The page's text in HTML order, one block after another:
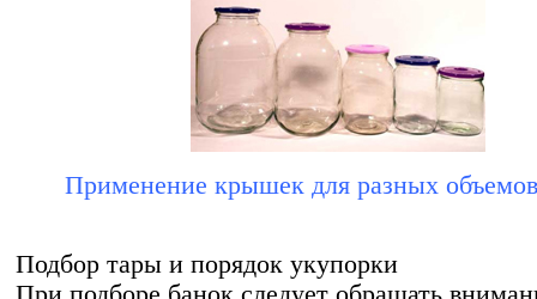
Применение крышек для разных
Подбор тары и порядок укупорки